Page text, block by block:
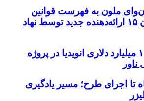
ملون به فهرست قوانین
MiCA؛ افزودن ۱۵ ارائه‌دهنده جدید توسط نهاد
سرمایه‌گذاری ۱ میلیارد دلاری انویدیا در پروژه
تا اجرای طرح؛ مسیر یادگیری